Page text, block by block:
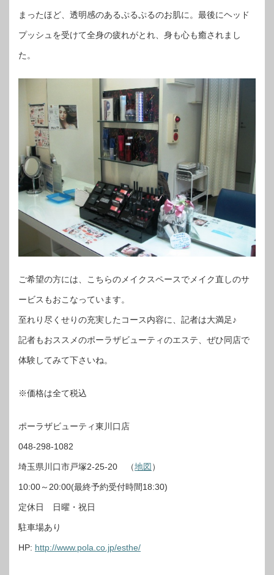
まったほど、透明感のあるぷるぷるのお肌に。最後にヘッド
プッシュを受けて全身の疲れがとれ、身も心も癒されまし
た。
ご希望の方には、こちらのメイクスペースでメイク直しのサ
ービスもおこなっています。
至れり尽くせりの充実したコース内容に、記者は大満足♪
記者もおススメのポーラザビューティのエステ、ぜひ同店で
体験してみて下さいね。
※価格は全て税込
ポーラザビューティ東川口店
048-298-1082
埼玉県川口市戸塚2-25-20 （地図 ）
10:00～20:00(最終予約受付時間18:30)
定休日 日曜・祝日
駐車場あり
HP: http://www.pola.co.jp/esthe/